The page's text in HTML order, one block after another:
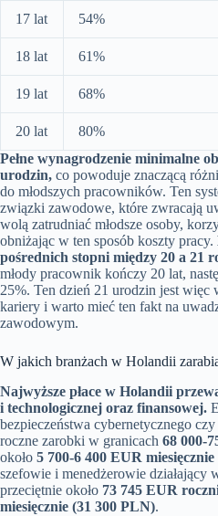
17 lat 54%
18 lat 61%
19 lat 68%
20 lat 80%
Pełne wynagrodzenie minimalne
urodzin, co powoduje znaczącą
do młodszych pracowników. Ten
związki zawodowe, które zwracają
wolą zatrudniać młodsze osoby,
obniżając w ten sposób koszty pracy.
pośrednich stopni między 20 a 21
młody pracownik kończy 20 lat,
25%. Ten dzień 21 urodzin jest więc
kariery i warto mieć ten fakt na
zawodowym.
W jakich branżach w Holandii
Najwyższe płace w Holandii
i technologicznej oraz finansowej.
bezpieczeństwa cybernetycznego
roczne zarobki w granicach 68 000-
około 5 700-6 400 EUR
szefowie i menedżerowie działający
przeciętnie około 73 745 EUR
miesięcznie (31 300 PLN).